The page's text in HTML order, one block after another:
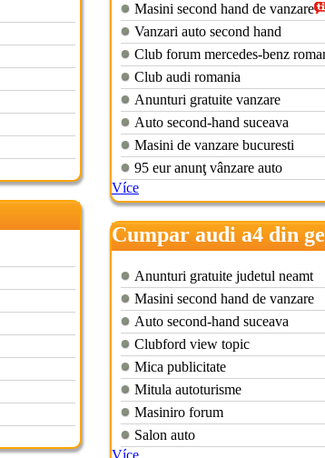
Masini second hand de vanzare
Vanzari auto second hand
Club forum mercedes-benz
Club audi romania
Anunturi gratuite vanzare
Auto second-hand suceava
Masini de vanzare bucuresti
95 eur anunţ vânzare auto
Více
Cumpar audi a4 din
Anunturi gratuite judetul neamt
Masini second hand de vanzare
Auto second-hand suceava
Clubford view topic
Mica publicitate
Mitula autoturisme
Masiniro forum
Salon auto
Více